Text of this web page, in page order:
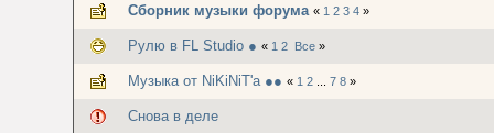
Сборник музыки форума « 1 2 3 4 »
Рулю в FL Studio ● « 1 2 Все »
Музыка от NiKiNiT'а ●● « 1 2 7 8 »
Снова в деле